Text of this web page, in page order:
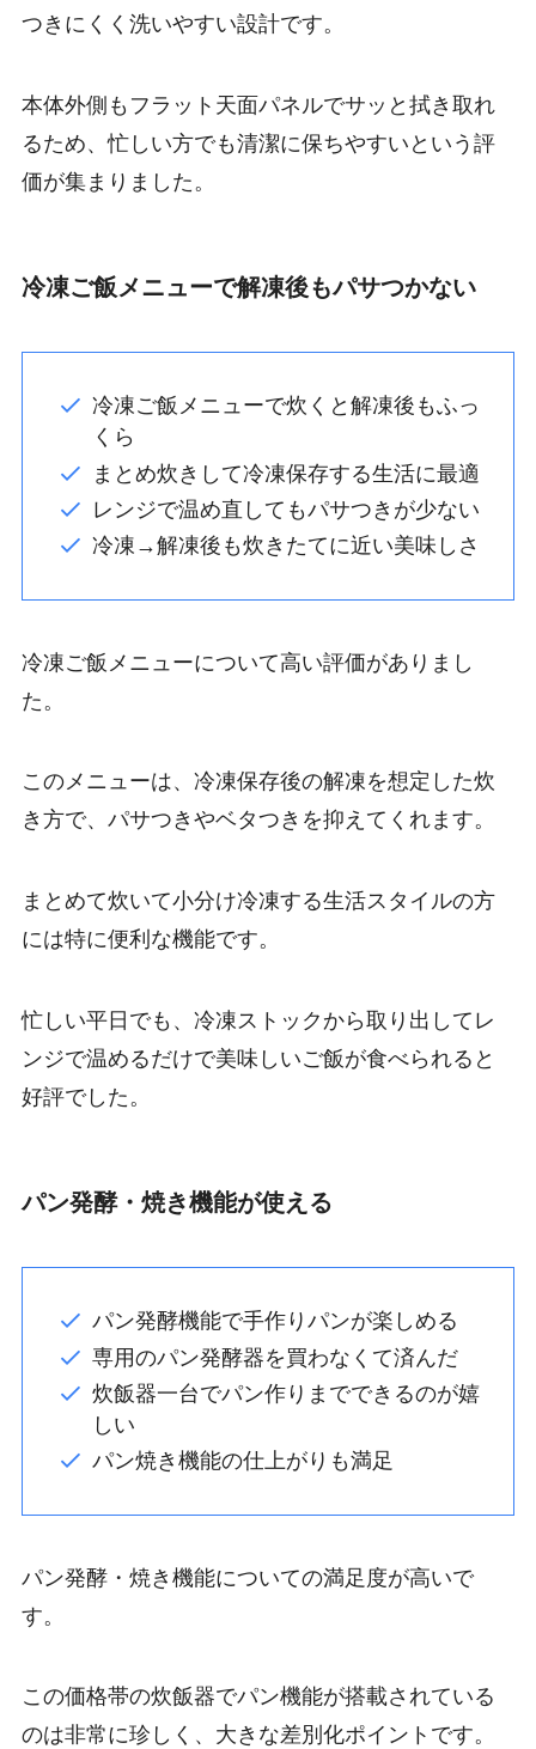
つきにくく洗いやすい設計です。
本体外側もフラット天面パネルでサッと拭き取れ
るため、忙しい方でも清潔に保ちやすいという評
価が集まりました。
冷凍ご飯メニューで解凍後もパサつかない
冷凍ご飯メニューで炊くと解凍後もふっ
くら
まとめ炊きして冷凍保存する生活に最適
レンジで温め直してもパサつきが少ない
冷凍→解凍後も炊きたてに近い美味しさ
冷凍ご飯メニューについて高い評価がありまし
た。
このメニューは、冷凍保存後の解凍を想定した炊
き方で、パサつきやベタつきを抑えてくれます。
まとめて炊いて小分け冷凍する生活スタイルの方
には特に便利な機能です。
忙しい平日でも、冷凍ストックから取り出してレ
ンジで温めるだけで美味しいご飯が食べられると
好評でした。
パン発酵・焼き機能が使える
パン発酵機能で手作りパンが楽しめる
専用のパン発酵器を買わなくて済んだ
炊飯器一台でパン作りまでできるのが嬉
しい
パン焼き機能の仕上がりも満足
パン発酵・焼き機能についての満足度が高いで
す。
この価格帯の炊飯器でパン機能が搭載されている
のは非常に珍しく、大きな差別化ポイントです。